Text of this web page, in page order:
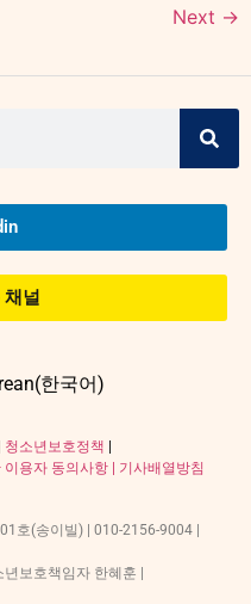
Next →
널
한국어)
청소년보호정책 |
용자 동의사항 | 기사배열방침
호(송이빌) | 010-2156-9004 |
보호책임자 한혜훈 |